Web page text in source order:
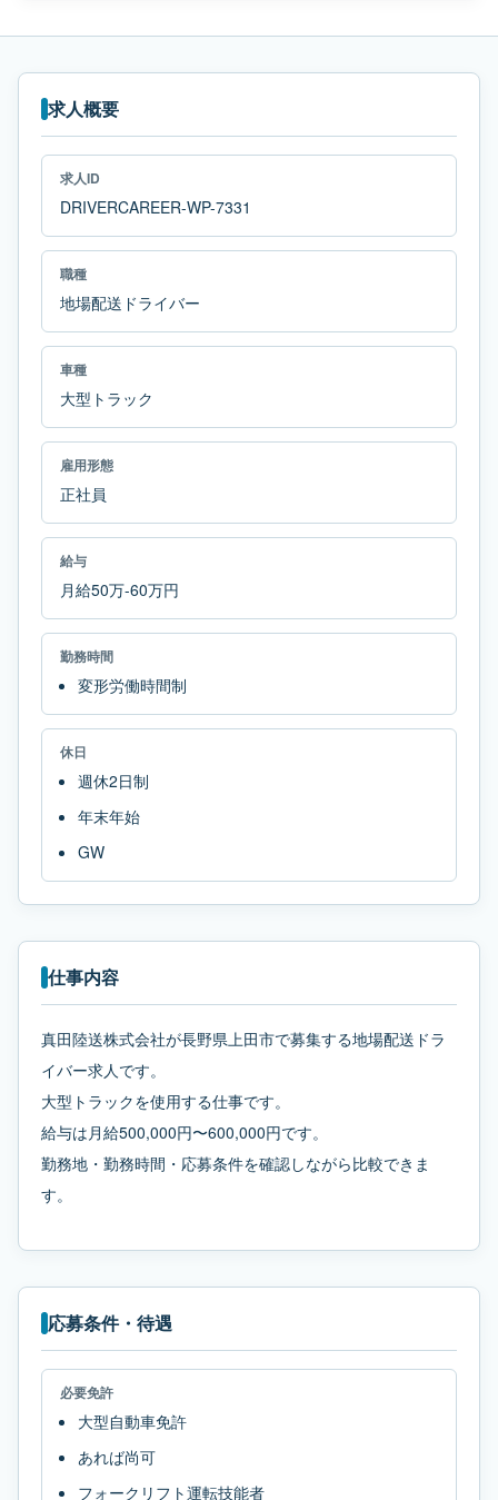
求人概要
求人ID
DRIVERCAREER-WP-7331
職種
地場配送ドライバー
車種
大型トラック
雇用形態
正社員
給与
月給50万-60万円
勤務時間
変形労働時間制
休日
週休2日制
年末年始
GW
仕事内容
真田陸送株式会社が長野県上田市で募集する地場配送ドラ
イバー求人です。
大型トラックを使用する仕事です。
給与は月給500,000円〜600,000円です。
勤務地・勤務時間・応募条件を確認しながら比較できま
す。
応募条件・待遇
必要免許
大型自動車免許
あれば尚可
フォークリフト運転技能者